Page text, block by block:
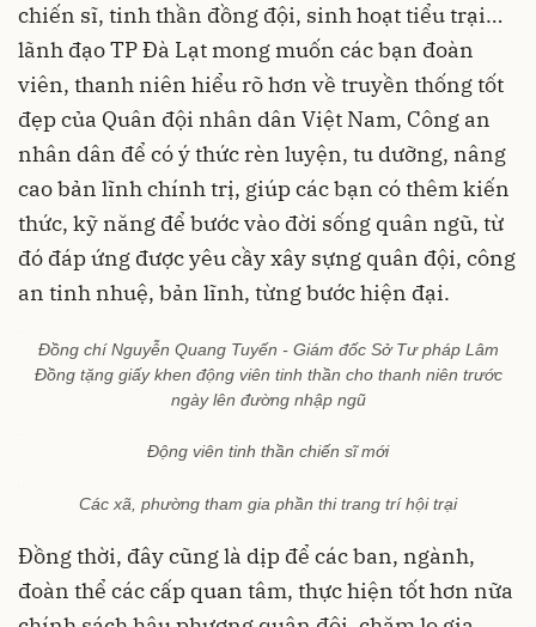
chiến sĩ, tinh thần đồng đội, sinh hoạt tiểu trại…
lãnh đạo TP Đà Lạt mong muốn các bạn đoàn
viên, thanh niên hiểu rõ hơn về truyền thống tốt
đẹp của Quân đội nhân dân Việt Nam, Công an
nhân dân để có ý thức rèn luyện, tu dưỡng, nâng
cao bản lĩnh chính trị, giúp các bạn có thêm kiến
thức, kỹ năng để bước vào đời sống quân ngũ, từ
đó đáp ứng được yêu cầy xây sựng quân đội, công
an tinh nhuệ, bản lĩnh, từng bước hiện đại.
Đồng chí Nguyễn Quang Tuyến - Giám đốc Sở Tư pháp Lâm
Đồng tặng giấy khen động viên tinh thần cho thanh niên trước
ngày lên đường nhập ngũ
Động viên tinh thần chiến sĩ mới
Các xã, phường tham gia phần thi trang trí hội trại
Đồng thời, đây cũng là dịp để các ban, ngành,
đoàn thể các cấp quan tâm, thực hiện tốt hơn nữa